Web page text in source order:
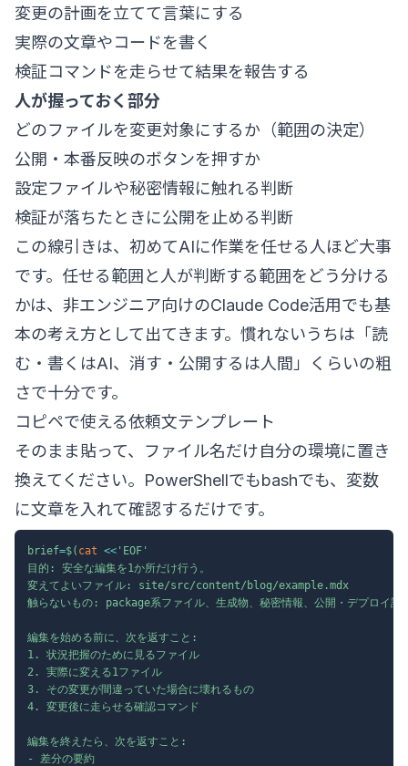
変更の計画を立てて言葉にする
実際の文章やコードを書く
検証コマンドを走らせて結果を報告する
人が握っておく部分
どのファイルを変更対象にするか（範囲の決定）
公開・本番反映のボタンを押すか
設定ファイルや秘密情報に触れる判断
検証が落ちたときに公開を止める判断
この線引きは、初めてAIに作業を任せる人ほど大事
です。任せる範囲と人が判断する範囲をどう分ける
かは、 非エンジニア向けのClaude Code活用でも基
本の考え方として出てきます。慣れないうちは「読
む・書くはAI、消す・公開するは人間」くらいの粗
さで十分です。
コピペで使える依頼文テンプレート
そのまま貼って、ファイル名だけ自分の環境に置き
換えてください。PowerShellでもbashでも、変数
に文章を入れて確認するだけです。
brief=$( cat << 'EOF'
目的: 安全な編集を1か所だけ行う。
変えてよいファイル: site/src/content/blog/example.mdx
触らないもの: package系ファイル、生成物、秘密情報、公開・デプロイ設
編集を始める前に、次を返すこと:
1. 状況把握のために見るファイル
2. 実際に変える1ファイル
3. その変更が間違っていた場合に壊れるもの
4. 変更後に走らせる確認コマンド
編集を終えたら、次を返すこと:
- 差分の要約